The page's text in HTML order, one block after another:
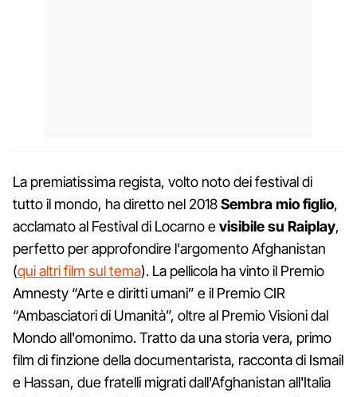
La premiatissima regista, volto noto dei festival di
tutto il mondo, ha diretto nel 2018Sembra mio figlio,
acclamato al Festival di Locarno evisibile su Raiplay,
perfetto per approfondire l'argomento Afghanistan
(qui altri film sul tema). La pellicola ha vinto il Premio
Amnesty “Arte e diritti umani” e il Premio CIR
“Ambasciatori di Umanità”, oltre al Premio Visioni dal
Mondo all'omonimo. Tratto da una storia vera, primo
film di finzione della documentarista, racconta di Ismail
e Hassan, due fratelli migrati dall'Afghanistan all'Italia